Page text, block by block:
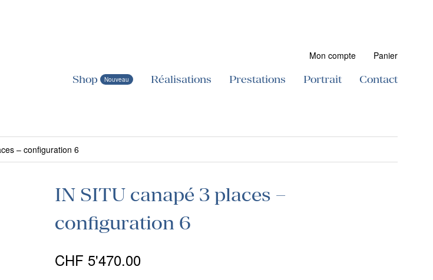
Mon compte Panier
Shop Réalisations Prestations Portrait Contact
– configuration 6
IN SITU canapé 3 places –
configuration 6
CHF 5'470.00